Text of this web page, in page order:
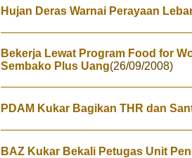
Hujan Deras Warnai Perayaan
Bekerja Lewat Program Food for
Sembako Plus Uang(26/09/2008)
PDAM Kukar Bagikan THR dan
BAZ Kukar Bekali Petugas Unit